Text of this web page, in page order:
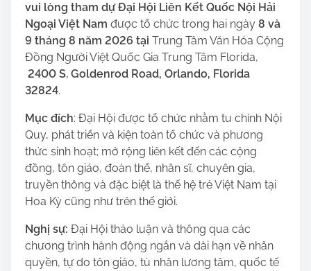
i
s
p
o
s
t
o
n
:
vui lòng tham dự Đại Hội Liên Kết Quốc Nội Hải
Ngoại Việt Nam được tổ chức trong hai ngày 8 và
9 tháng 8 năm 2026 tại Trung Tâm Văn Hóa Cộng
Đồng Người Việt Quốc Gia Trung Tâm Florida,
2400 S. Goldenrod Road, Orlando, Florida
32824.
Mục đích: Đại Hội được tổ chức nhằm tu chính Nội
Quy, phát triển và kiện toàn tổ chức và phương
thức sinh hoạt; mở rộng liên kết đến các cộng
đồng, tôn giáo, đoàn thể, nhân sĩ, chuyên gia,
truyền thông và đặc biệt là thế hệ trẻ Việt Nam tại
Hoa Kỳ cũng như trên thế giới.
Nghị sự: Đại Hội thảo luận và thông qua các
chương trình hành động ngắn và dài hạn về nhân
quyền, tự do tôn giáo, tù nhân lương tâm, quốc tế